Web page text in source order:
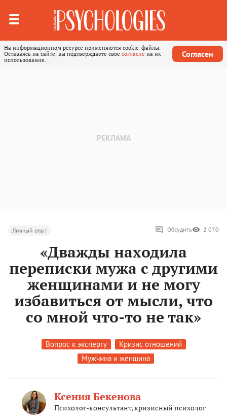
На информационном ресурсе применяются cookie-файлы.
Оставаясь на сайте, вы подтверждаете свое согласие на их
использование.
Согласен
Личный опыт Обсудить 2 070
«Дважды находила
переписки мужа с другими
женщинами и не могу
избавиться от мысли, что
со мной что-то не так»
Вопрос к эксперту
Кризис отношений
Мужчина и женщина
Ксения Бекенова
Психолог-консультант, кризисный психолог